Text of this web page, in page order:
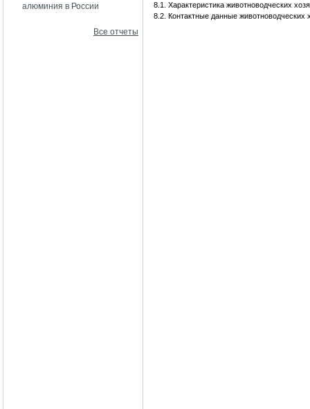
алюминия в России
Все отчеты
8.1. Характеристика животноводческих
8.2. Контактные данные животноводческих